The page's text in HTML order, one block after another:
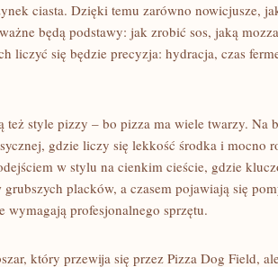
ciasta. Dzięki temu zarówno nowicjusze,
będą podstawy: jak zrobić sos, jaką
liczyć się będzie precyzja: hydracja, czas
też style pizzy – bo pizza ma wiele twarzy. Na
gdzie liczy się lekkość środka i mocno
w stylu na cienkim cieście, gdzie
placków, a czasem pojawiają się
wymagają profesjonalnego sprzętu.
który przewija się przez Pizza Dog Field,